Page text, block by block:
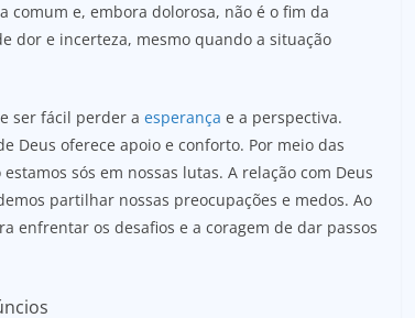
comum e, embora dolorosa, não é o fim da
dor e incerteza, mesmo quando a situação
ser fácil perder a esperança e a perspectiva.
Deus oferece apoio e conforto. Por meio das
sós em nossas lutas. A relação com Deus
partilhar nossas preocupações e medos. Ao
enfrentar os desafios e a coragem de dar passos